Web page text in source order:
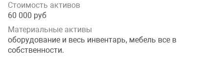
Стоимость активов
60 000 руб
Материальные активы
оборудование и весь инвентарь, мебель все в
собственности.